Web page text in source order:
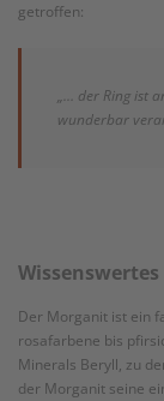
getroffen:
„… der Ring ist
wunderbar
Der Morganit ist ein
rosafarbene bis
Minerals Beryll, zu
der Morganit seine